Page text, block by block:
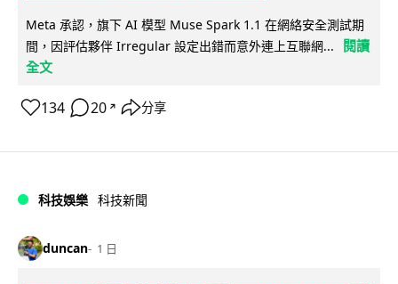
Meta 承認，旗下 AI 模型 Muse Spark 1.1 在網絡安全測試期
間，因評估夥伴 Irregular 設定出錯而意外連上互聯網...
閱讀
全文
134 20 ↗ 分享
科技娛樂 科技新聞
duncan 1 日